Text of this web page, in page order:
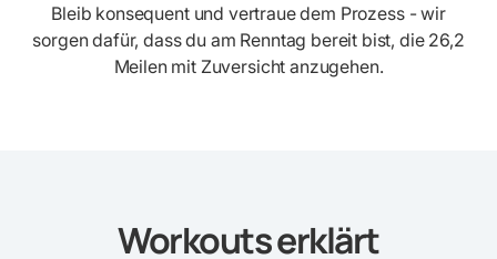
Bleib konsequent und vertraue dem Prozess - wir
sorgen dafür, dass du am Renntag bereit bist, die 26,2
Meilen mit Zuversicht anzugehen.
Workouts erklärt